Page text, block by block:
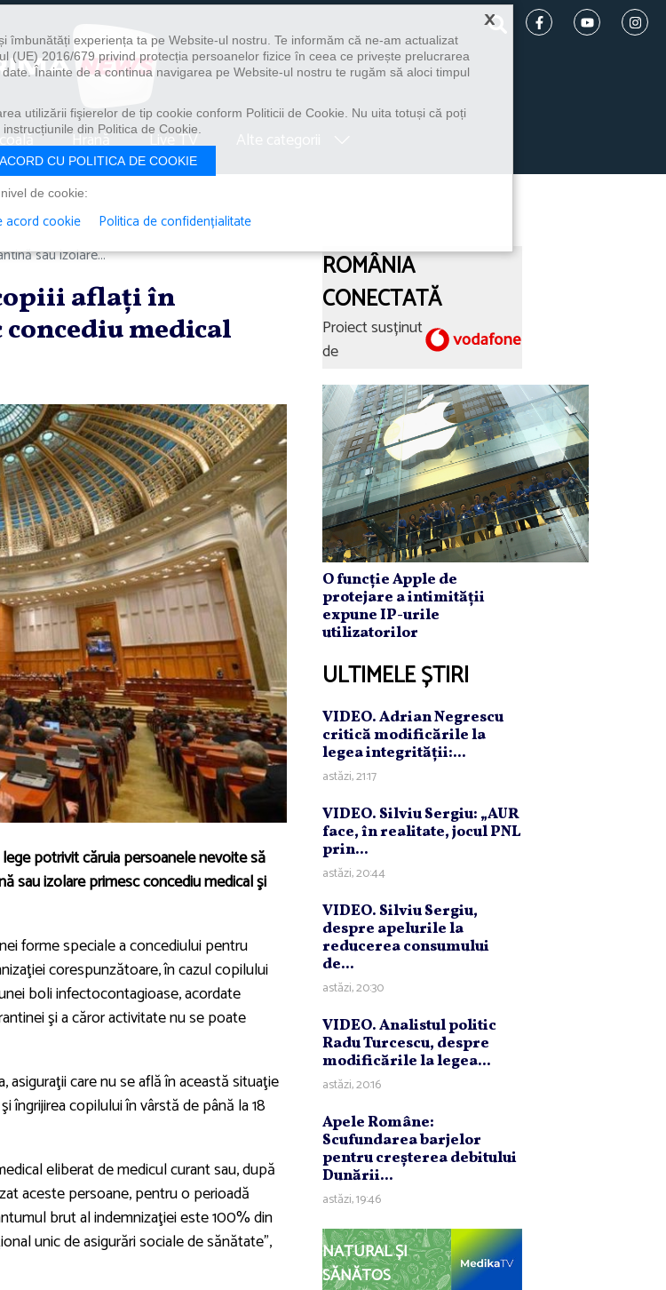
Hrană Live TV
sau izolare...
aflaţi în
medical
potrivit căruia persoanele nevoite să
sau izolare primesc concediu medical şi
forme speciale a concediului pentru
corespunzătoare, în cazul copilului
boli infectocontagioase, acordate
şi a căror activitate nu se poate
care nu se află în această situaţie
copilului în vârstă de până la 18
eliberat de medicul curant sau, după
aceste persoane, pentru o perioadă
brut al indemnizaţiei este 100% din
unic de asigurări sociale de sănătate",
ROMÂNIA
CONECTATĂ
Proiect susținut
de
O funcție Apple de
protejare a intimității
expune IP-urile
utilizatorilor
ULTIMELE ȘTIRI
VIDEO. Adrian Negrescu
critică modificările la
legea integrităţii:...
astăzi, 21:17
VIDEO. Silviu Sergiu: „AUR
face, în realitate, jocul PNL
prin...
astăzi, 20:44
VIDEO. Silviu Sergiu,
despre apelurile la
reducerea consumului
de...
astăzi, 20:30
VIDEO. Analistul politic
Radu Turcescu, despre
modificările la legea...
astăzi, 20:16
Apele Române:
Scufundarea barjelor
pentru creşterea debitului
Dunării...
astăzi, 19:46
NATURAL ȘI
SĂNĂTOS
×
îmbunătăți experiența ta pe Website-ul nostru. Te informăm că ne-am actualizat
(UE) 2016/679 privind protecția persoanelor fizice în ceea ce privește prelucrarea
Înainte de a continua navigarea pe Website-ul nostru te rugăm să aloci timpul
utilizării fişierelor de tip cookie conform Politicii de Cookie. Nu uita totuși că poți
din Politica de Cookie.
CU POLITICA DE COOKIE
de cookie:
acord cookie Politica de confidențialitate